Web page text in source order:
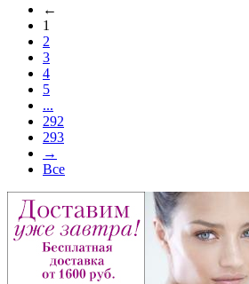
←
1
2
3
4
5
...
292
293
→
Все